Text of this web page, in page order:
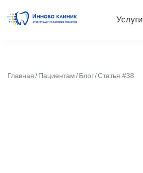
Услуги
Главная Пациентам Блог Статья #38